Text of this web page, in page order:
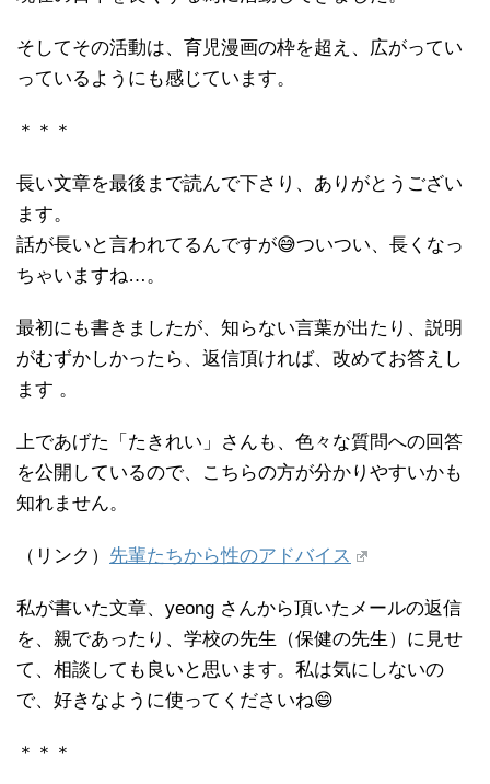
そしてその活動は、育児漫画の枠を超え、広がってい
っているようにも感じています。
＊＊＊
長い文章を最後まで読んで下さり、ありがとうござい
ます。
話が長いと言われてるんですが😅ついつい、長くなっ
ちゃいますね…。
最初にも書きましたが、知らない言葉が出たり、説明
がむずかしかったら、返信頂ければ、改めてお答えし
ます 。
上であげた「たきれい」さんも、色々な質問への回答
を公開しているので、こちらの方が分かりやすいかも
知れません。
（リンク） 先輩たちから性のアドバイス
私が書いた文章、yeong さんから頂いたメールの返信
を、親であったり、学校の先生（保健の先生）に見せ
て、相談しても良いと思います。私は気にしないの
で、好きなように使ってくださいね😄
＊＊＊